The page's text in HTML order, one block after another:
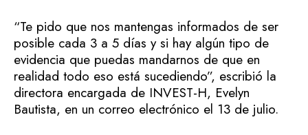
“Te pido que nos mantengas informados de ser
posible cada 3 a 5 días y si hay algún tipo de
evidencia que puedas mandarnos de que en
realidad todo eso está sucediendo”, escribió la
directora encargada de INVEST-H, Evelyn
Bautista, en un correo electrónico el 13 de julio.